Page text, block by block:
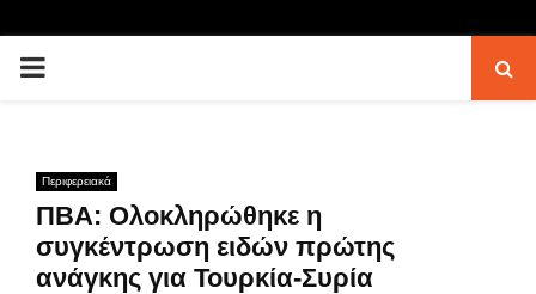
PRIMARY
Περιφερειακά
ΠΒΑ: Ολοκληρώθηκε η
συγκέντρωση ειδών πρώτης
ανάγκης για Τουρκία-Συρία